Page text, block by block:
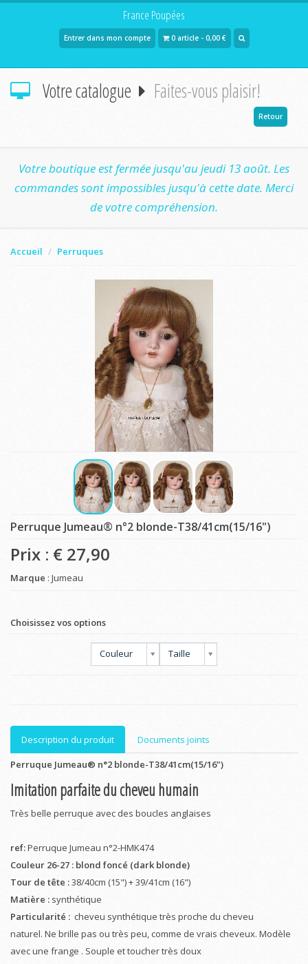
France Poupées
Entrer dans mon compte 0 article - 0,00 €
Votre catalogue Faites-vous plaisir!
Retour
Votre boutique est fermée jusqu'au jeudi 13 août. Les
commandes sont impossibles jusqu'à cette date. Merci
de votre compréhension.
Accueil Perruques
Perruque Jumeau® n°2 blonde-T38/41cm(15/16")
Prix : € 27,90
Marque : Jumeau
Choisissez vos options
Couleur Taille
Description du produit
Documents joints
Perruque Jumeau® n°2 blonde-T38/41cm(15/16")
Imitation parfaite du cheveu humain
Très belle perruque avec des boucles anglaises
ref:Perruque Jumeau n°2-HMK474
Couleur 26-27 : blond foncé (dark blonde)
Tour de tête :38/40cm (15") + 39/41cm (16")
Matière : synthétique
Particularité : cheveu synthétique très proche du cheveu
naturel. Ne brille pas ou très peu, comme de vrais cheveux. Modèle
avec une frange . Souple et toucher très doux